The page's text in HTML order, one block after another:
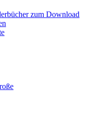
zum Download